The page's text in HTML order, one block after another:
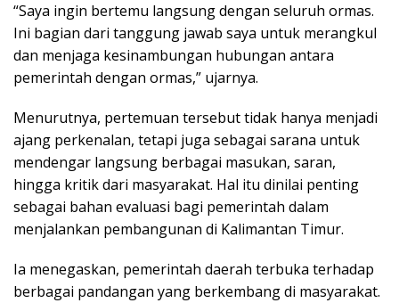
“Saya ingin bertemu langsung dengan seluruh ormas.
Ini bagian dari tanggung jawab saya untuk merangkul
dan menjaga kesinambungan hubungan antara
pemerintah dengan ormas,” ujarnya.
Menurutnya, pertemuan tersebut tidak hanya menjadi
ajang perkenalan, tetapi juga sebagai sarana untuk
mendengar langsung berbagai masukan, saran,
hingga kritik dari masyarakat. Hal itu dinilai penting
sebagai bahan evaluasi bagi pemerintah dalam
menjalankan pembangunan di Kalimantan Timur.
Ia menegaskan, pemerintah daerah terbuka terhadap
berbagai pandangan yang berkembang di masyarakat.